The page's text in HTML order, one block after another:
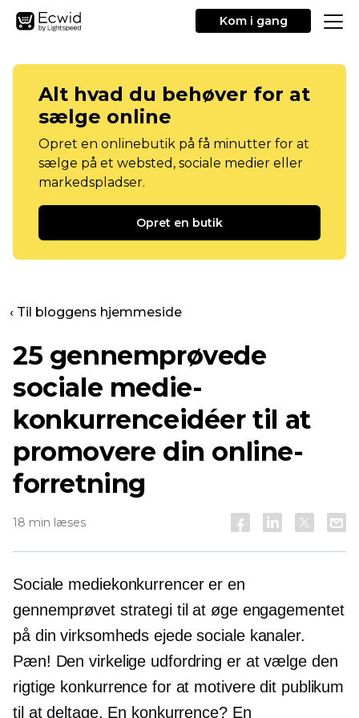
Kom i gang
Alt hvad du behøver for at
sælge online
Opret en onlinebutik på få minutter for at
sælge på et websted, sociale medier eller
markedspladser.
Opret en butik
‹ Til bloggens hjemmeside
25 gennemprøvede
sociale medie-
konkurrenceidéer til at
promovere din online-
forretning
18 min læses
Sociale mediekonkurrencer er en
gennemprøvet strategi til at øge engagementet
på din virksomheds ejede sociale kanaler.
Pæn! Den virkelige udfordring er at vælge den
rigtige konkurrence for at motivere dit publikum
til at deltage. En konkurrence? En